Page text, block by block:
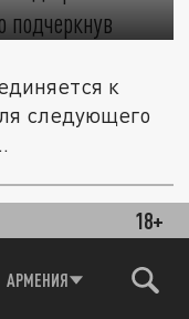
18+
АРМЕНИЯ
к
следующего